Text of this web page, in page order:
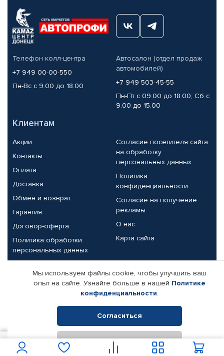
Телефон колл-центра
+7 949 00-00-550
Пн-Вс с 9.00 до 18.00
Автосалон (отдел продаж
автомобилей)
+7 949 503-45-55
Пн-Пт с 09.00 до 18.00, Сб с
9.00 до 15.00
Клиентам
Акции
Контакты
Оплата
Доставка
Обмен и возврат
Гарантия
Договор-оферта
Политика обработки
персональных данных
Согласие посетителя сайта
на обработку
персональных данных
Политика
конфиденциальности
Согласие на получение
рекламы
О нас
Карта сайта
Партнерам
Корпоративным клиентам
Поставщикам
Реквизиты компании
© КАМАЗ ЦЕНТР ДОНЕЦК, 2015-2026. Все права защищены.
Интернет-магазин автомобильных товаров Автопрофи.
Мы используем файлы cookie, чтобы улучшить ваш
опыт на сайте. Узнайте больше в нашей Политике
конфиденциальности.
Согласиться
Отклонить
В корзину